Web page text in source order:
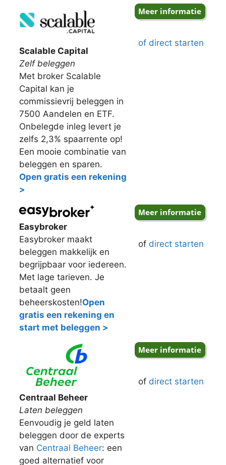
Scalable Capital
Zelf beleggen
Met broker Scalable
Capital kan je
commissievrij beleggen in
7500 Aandelen en ETF.
Onbelegde inleg levert je
zelfs 2,3% spaarrente op!
Een mooie combinatie van
beleggen en sparen.
Open gratis een rekening
>
of direct starten
Easybroker
Easybroker maakt
beleggen makkelijk en
begrijpbaar voor iedereen.
Met lage tarieven. Je
betaalt geen
beheerskosten!Open
gratis een rekening en
start met beleggen >
of direct starten
Centraal Beheer
Laten beleggen
Eenvoudig je geld laten
beleggen door de experts
van Centraal Beheer: een
goed alternatief voor
of direct starten